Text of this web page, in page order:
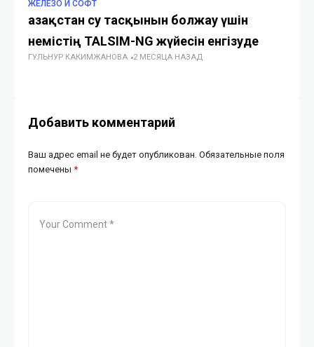
ЖЕЛЕЗО И СОФТ
Қазақстан су тасқынын болжау үшін
немістің TALSIM-NG жүйесін енгізуде
ГУЛЬНУР КАКИМЖАНОВА 2 МЕСЯЦА НАЗАД
Добавить комментарий
Ваш адрес email не будет опубликован. Обязательные поля
помечены *